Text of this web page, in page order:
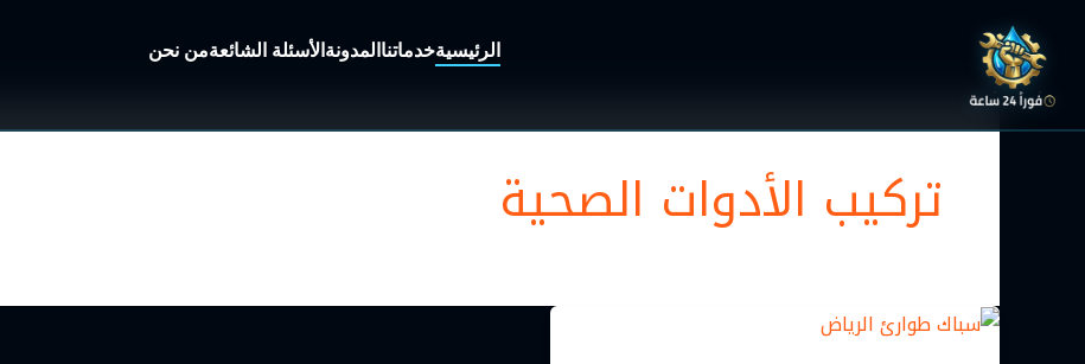
المحتوى
الرئيسيةخدماتنا المدونة الأسئلة الشائعةمن نحن
تركيب الأدوات الصحية